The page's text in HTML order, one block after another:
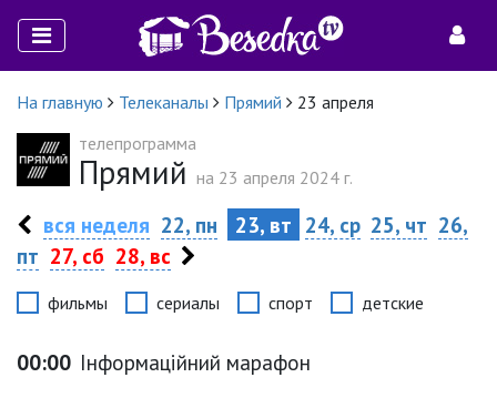
На главную Телеканалы Прямий
23 апреля
телепрограмма
Прямий на 23 апреля 2024 г.
вся неделя 22, пн 23, вт 24, ср 25, чт 26,
пт 27, сб 28, вс
фильмы сериалы спорт детские
00:00 Інформаційний марафон